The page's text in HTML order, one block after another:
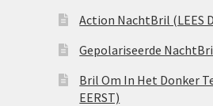
Action NachtBril (LEES
Gepolariseerde
Bril Om In Het Donker
EERST)